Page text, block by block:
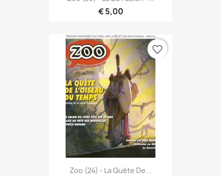
€ 5,00
Zoo (24) - La Quête De...
favorite_border